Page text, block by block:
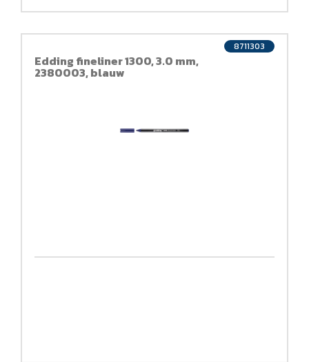
Edding fineliner 1300, 3.0 mm,
2380003, blauw
8711303